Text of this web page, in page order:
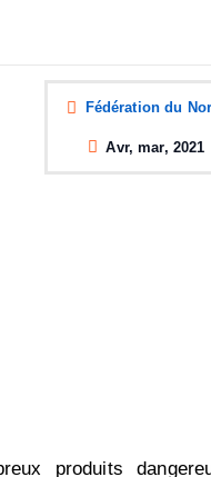
Fédération du
Avr, mar, 2021
produits